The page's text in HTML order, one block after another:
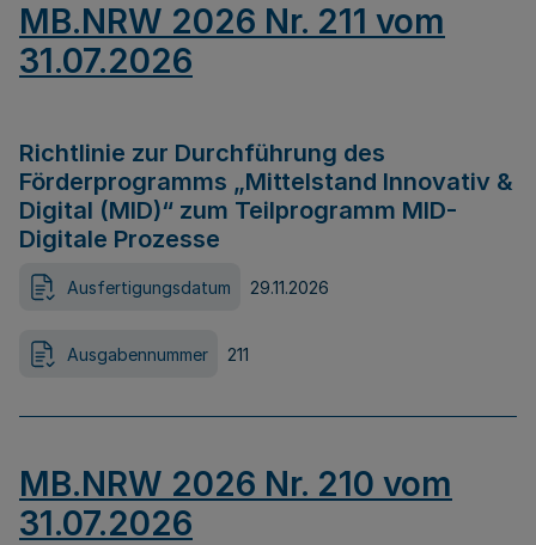
MB.NRW 2026 Nr. 211 vom
31.07.2026
Richtlinie zur Durchführung des
Förderprogramms „Mittelstand Innovativ &
Digital (MID)“ zum Teilprogramm MID-
Digitale Prozesse
Ausfertigungsdatum 29.11.2026
Ausgabennummer 211
MB.NRW 2026 Nr. 210 vom
31.07.2026